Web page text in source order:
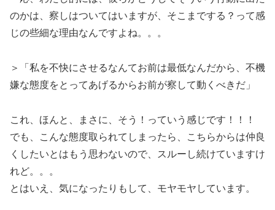
のかは、察しはついてはいますが、そこまでする？って感
じの些細な理由なんですよね。。。
＞「私を不快にさせるなんてお前は最低なんだから、不機
嫌な態度をとってあげるからお前が察して動くべきだ」
これ、ほんと、まさに、そう！っていう感じです！！！
でも、こんな態度取られてしまったら、こちらからは仲良
くしたいとはもう思わないので、スルーし続けていますけ
れど。。。
とはいえ、気になったりもして、モヤモヤしています。